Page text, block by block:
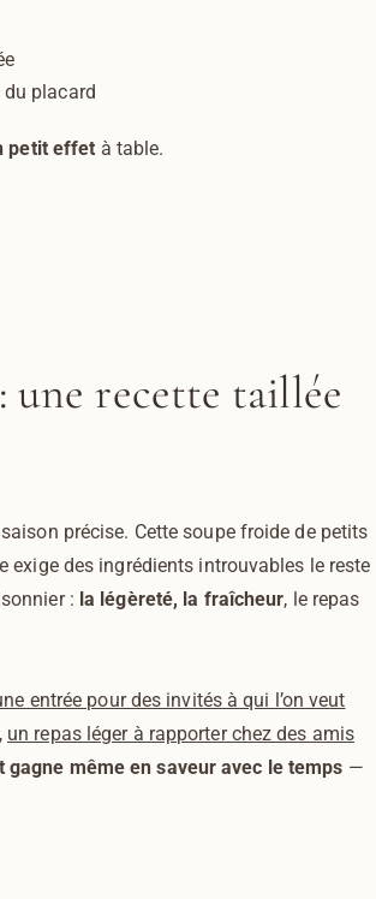
placard
petit effet à table.
une recette taillée
précise. Cette soupe froide de petits
exige des ingrédients introuvables le reste
: la légèreté, la fraîcheur, le repas
entrée pour des invités à qui l’on veut
un repas léger à rapporter chez des amis
même en saveur avec le temps —